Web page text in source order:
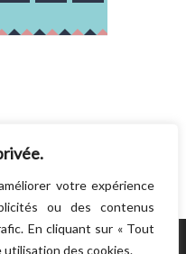
votre expérience
ou des contenus
En cliquant sur « Tout
utilisation des cookies.